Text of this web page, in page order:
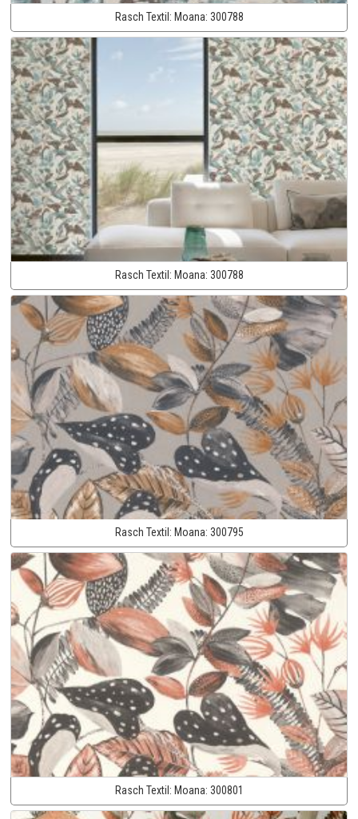
Rasch Textil: Moana: 300788
Rasch Textil: Moana: 300788
Rasch Textil: Moana: 300795
Rasch Textil: Moana: 300801